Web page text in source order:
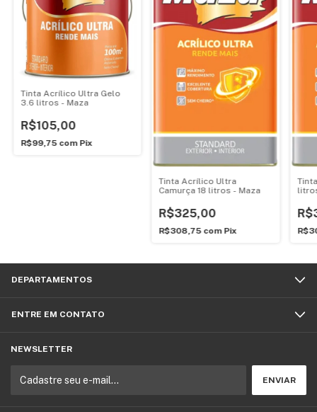
Tinta Acrílico Ultra Gelo
3.6 litros - Maza
R$105,00
R$99,75 com Pix
Tinta Acrílico Ultra
Camurça 18 litros - Maza
R$325,00
R$308,75 com Pix
DEPARTAMENTOS
ENTRE EM CONTATO
NEWSLETTER